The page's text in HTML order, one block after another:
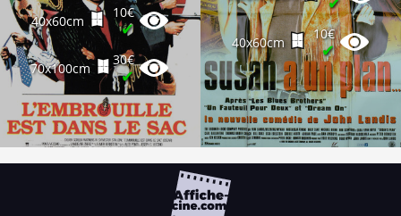
40x60cm
10€
✔
70x100cm
30€
✔
40x60cm
10€
✔